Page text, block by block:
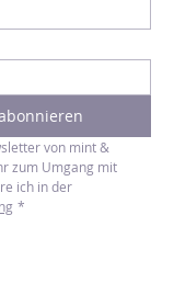
von mint &